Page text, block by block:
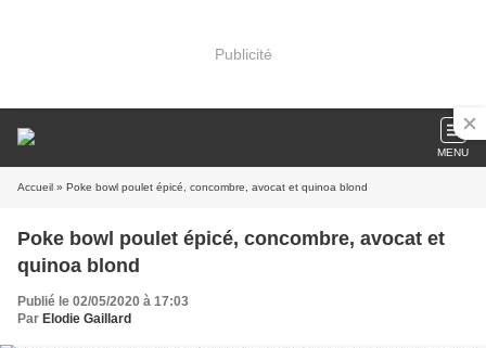
Publicité
MENU
Accueil » Poke bowl poulet épicé, concombre, avocat et quinoa blond
Poke bowl poulet épicé, concombre, avocat et
quinoa blond
Publié le 02/05/2020 à 17:03
Par Elodie Gaillard